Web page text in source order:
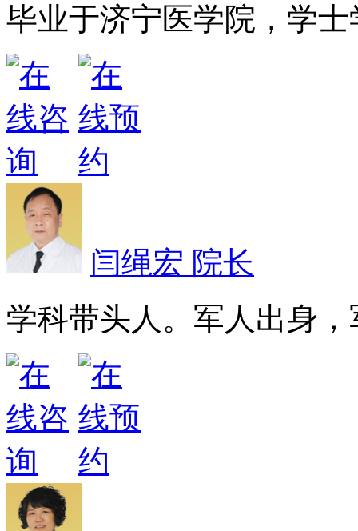
毕业于济宁医学院，学
闫绳宏 院长
学科带头人。军人出身